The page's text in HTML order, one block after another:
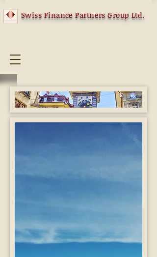
Swiss Finance Partners Group Ltd.